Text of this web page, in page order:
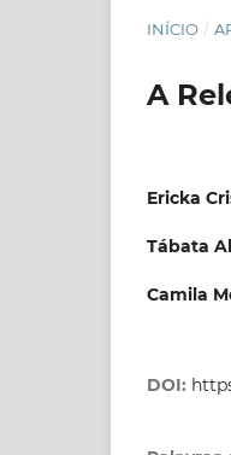
INÍCIO /
A
Ericka
Tábata
Camila
DOI: